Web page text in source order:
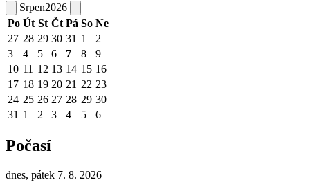
Srpen2026
Po Út St Čt Pá So Ne
27 28 29 30 31 1
2
3
4 5 6 7 8
9
10 11 12 13 14 15 16
17 18 19 20 21 22 23
24 25 26 27 28 29 30
31 1 2 3 4 5 6
Počasí
dnes, pátek 7. 8. 2026